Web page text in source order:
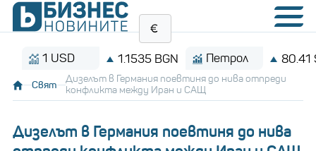
1 USD 1.1535 BGN Петрол 80.41 $/
Свят
Дизелът в Германия поевтиня до нива отпреди
конфликта между Иран и САЩ
Дизелът в Германия поевтиня до нива